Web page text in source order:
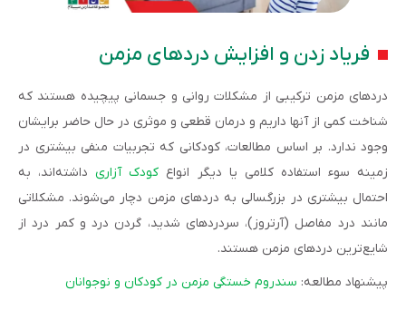
فریاد زدن و افزایش دردهای مزمن
دردهای مزمن ترکیبی از مشکلات روانی و جسمانی پیچیده هستند که
شناخت کمی از آن­ها داریم و درمان قطعی و موثری در حال حاضر برای­شان
وجود ندارد. بر اساس مطالعات، کودکانی که تجربیات منفی بیشتری در
زمینه سوء­ استفاده کلامی یا دیگر انواع کودک آزاری داشته‌اند، به
احتمال بیشتری در بزرگسالی به دردهای مزمن دچار می‌شوند. مشکلاتی
مانند درد مفاصل (آرتروز)، سردردهای شدید، گردن درد و کمر درد از
شایع‌­ترین دردهای مزمن هستند.
پیشنهاد مطالعه: سندروم خستگی مزمن در کودکان و نوجوانان